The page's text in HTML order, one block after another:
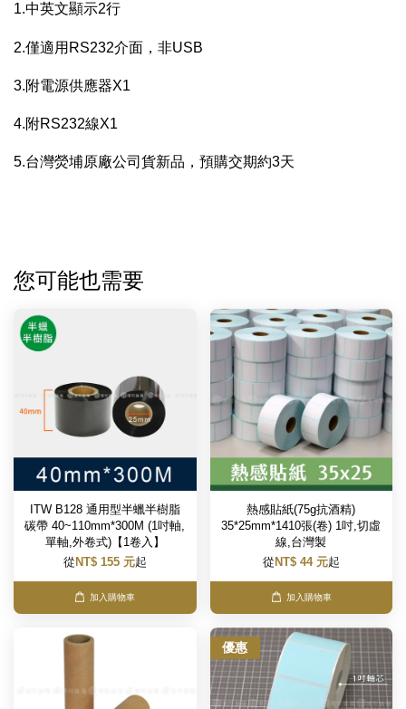
1.中英文顯示2行
2.僅適用RS232介面，非USB
3.附電源供應器X1
4.附RS232線X1
5.台灣熒埔原廠公司貨新品，預購交期約3天
您可能也需要
ITW B128 通用型半蠟半樹脂
碳帶 40~110mm*300M (1吋軸,
單軸,外卷式)【1卷入】
從 NT$ 155 元起
加入購物車
熱感貼紙(75g抗酒精)
35*25mm*1410張(卷) 1吋,切虛
線,台灣製
從 NT$ 44 元起
加入購物車
優惠